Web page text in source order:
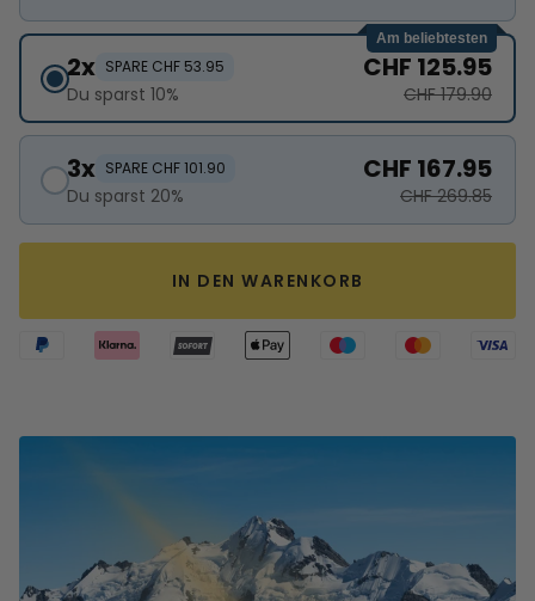
Am beliebtesten
2x SPARE CHF 53.95
Du sparst 10%
CHF 125.95
CHF 179.90
3x SPARE CHF 101.90
Du sparst 20%
CHF 167.95
CHF 269.85
IN DEN WARENKORB